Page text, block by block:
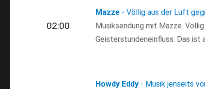
02:00
Mazze - Völlig aus der Luft
Musiksendung mit Mazze.
Geisterstundeneinfluss. Das ist
Howdy Eddy - Musik jenseits